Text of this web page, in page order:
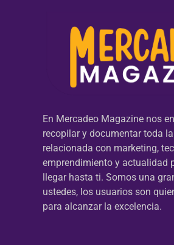
En Mercadeo Magazine nos
recopilar y documentar toda
relacionada con marketing,
emprendimiento y actualidad
llegar hasta ti. Somos una
ustedes, los usuarios son
para alcanzar la excelencia.